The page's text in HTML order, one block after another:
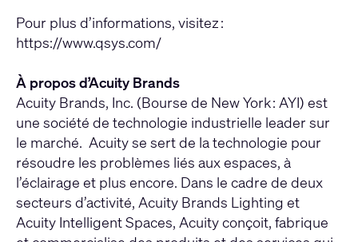
Pour plus d’informations, visitez :
https://www.qsys.com/
À propos d’Acuity Brands
Acuity Brands, Inc. (Bourse de New York : AYI) est
une société de technologie industrielle leader sur
le marché. Acuity se sert de la technologie pour
résoudre les problèmes liés aux espaces, à
l’éclairage et plus encore. Dans le cadre de deux
secteurs d’activité, Acuity Brands Lighting et
Acuity Intelligent Spaces, Acuity conçoit, fabrique